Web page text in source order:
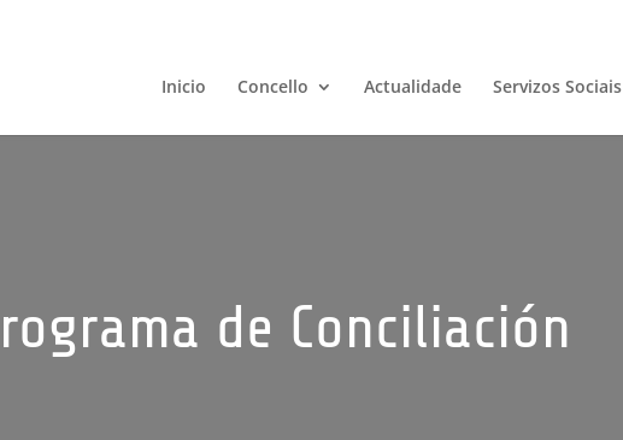
Inicio Concello Actualidade Servizos Sociais
de Conciliación